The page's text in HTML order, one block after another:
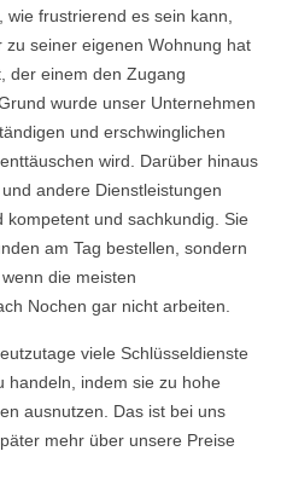
frustrierend es sein kann,
seiner eigenen Wohnung hat
der einem den Zugang
wurde unser Unternehmen
und erschwinglichen
wird. Darüber hinaus
andere Dienstleistungen
und sachkundig. Sie
am Tag bestellen, sondern
die meisten
Nochen gar nicht arbeiten.
viele Schlüsseldienste
handeln, indem sie zu hohe
ausnutzen. Das ist bei uns
mehr über unsere Preise